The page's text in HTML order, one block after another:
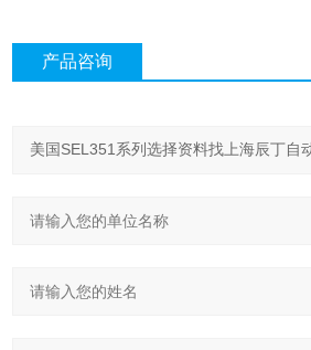
产品咨询